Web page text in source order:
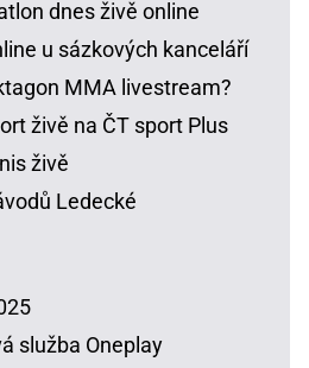
dnes živě online
u sázkových kanceláří
MMA livestream?
živě na ČT sport Plus
živě
Ledecké
služba Oneplay